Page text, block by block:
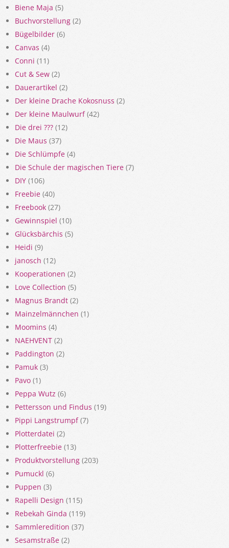
Biene Maja (5)
Buchvorstellung (2)
Bügelbilder (6)
Canvas (4)
Conni (11)
Cut & Sew (2)
Dauerartikel (2)
Der kleine Drache Kokosnuss (2)
Der kleine Maulwurf(42)
Die drei ??? (12)
Die Maus (37)
Die Schlümpfe (4)
Die Schule der magischen Tiere (7)
DIY (106)
Freebie (40)
Freebook (27)
Gewinnspiel (10)
Glücksbärchis (5)
Heidi (9)
janosch (12)
Kooperationen (2)
Love Collection (5)
Magnus Brandt (2)
Mainzelmännchen (1)
Moomins (4)
NAEHVENT (2)
Paddington (2)
Pamuk (3)
Pavo (1)
Peppa Wutz (6)
Pettersson und Findus (19)
Pippi Langstrumpf(7)
Plotterdatei (2)
Plotterfreebie (13)
Produktvorstellung (203)
Pumuckl (6)
Puppen (3)
Rapelli Design (115)
Rebekah Ginda (119)
Sammleredition (37)
Sesamstraße (2)